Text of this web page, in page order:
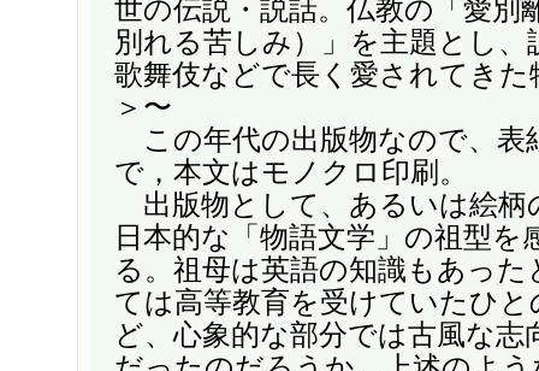
世の伝説・説話。仏教の「愛別
別れる苦しみ）」を主題とし、
歌舞伎などで長く愛されてきた
＞〜
この年代の出版物なので、表
で，本文はモノクロ印刷。
出版物として、あるいは絵柄
日本的な「物語文学」の祖型を
る。祖母は英語の知識もあっ
ては高等教育を受けていたひ
ど、心象的な部分では古風な志